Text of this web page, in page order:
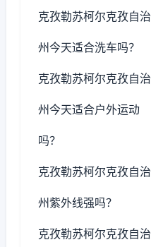
克孜勒苏柯尔克孜自治
州今天适合洗车吗？
克孜勒苏柯尔克孜自治
州今天适合户外运动
吗？
克孜勒苏柯尔克孜自治
州紫外线强吗？
克孜勒苏柯尔克孜自治